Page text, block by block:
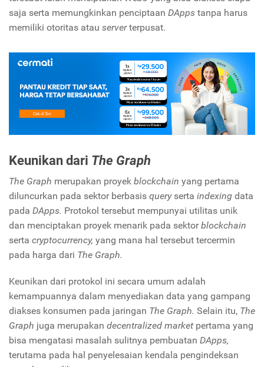
saja serta memungkinkan penciptaan DApps tanpa harus
memiliki otoritas atau serverterpusat.
Keunikan dari The Graph
The Graph merupakan proyek blockchain yang pertama
diluncurkan pada sektor berbasis query serta indexing data
pada DApps. Protokol tersebut mempunyai utilitas unik
dan menciptakan proyek menarik pada sektorblockchain
serta cryptocurrency, yang mana hal tersebut tercermin
pada harga dari The Graph.
Keunikan dari protokol ini secara umum adalah
kemampuannya dalam menyediakan data yang gampang
diakses konsumen pada jaringan The Graph. Selain itu, The
Graph juga merupakan decentralized market pertama yang
bisa mengatasi masalah sulitnya pembuatan DApps,
terutama pada hal penyelesaian kendala pengindeksan